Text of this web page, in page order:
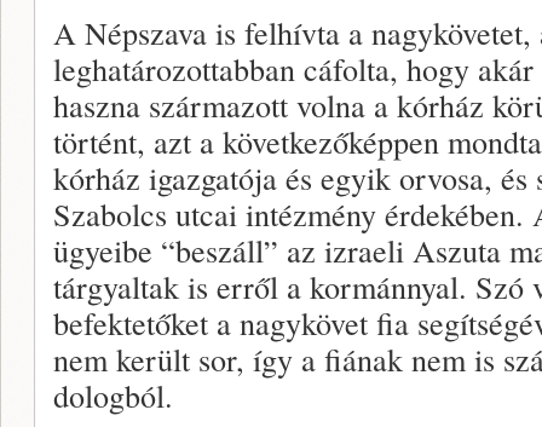
A Népszava is felhívta a
leghatározottabban cáfolta, hogy
haszna származott volna a kórház
történt, azt a következőképpen
kórház igazgatója és egyik orvosa, és
Szabolcs utcai intézmény
ügyeibe “beszáll” az izraeli Aszuta
tárgyaltak is erről a kormánnyal. Szó
befektetőket a nagykövet fia
nem került sor, így a fiának nem is
dologból.